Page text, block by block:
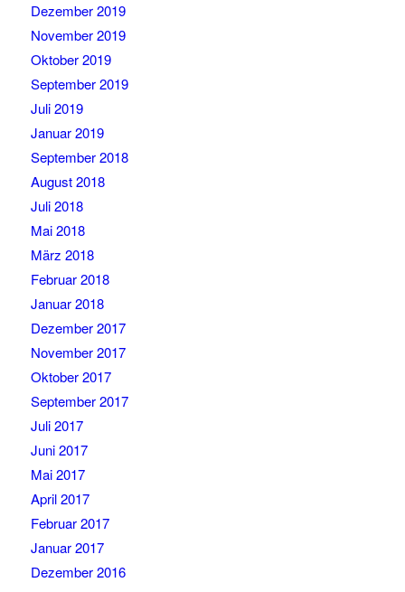
Dezember 2019
November 2019
Oktober 2019
September 2019
Juli 2019
Januar 2019
September 2018
August 2018
Juli 2018
Mai 2018
März 2018
Februar 2018
Januar 2018
Dezember 2017
November 2017
Oktober 2017
September 2017
Juli 2017
Juni 2017
Mai 2017
April 2017
Februar 2017
Januar 2017
Dezember 2016